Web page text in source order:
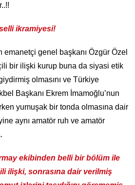
ikramiyesi!
emanetçi genel başkanı Özgür Özel
bir ilişki kurup buna da siyasi etik
olmasını ve Türkiye
Başkanı Ekrem İmamoğlu’nun
yumuşak bir tonda olmasına dair
aynı amatör ruh ve amatör
ekibinden belli bir bölüm ile
ilişki, sonrasına dair verilmiş